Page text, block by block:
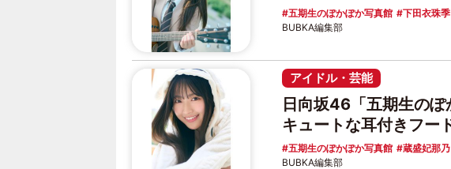
五期生のぽかぽか写真館 下田衣珠季
BUBKA編集部
アイドル・芸能
日向坂46「五期生の
キュートな耳付きフー
五期生のぽかぽか写真館 蔵盛妃那乃
BUBKA編集部